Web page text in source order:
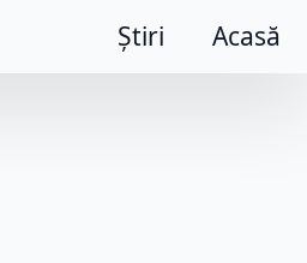
Știri Acasă